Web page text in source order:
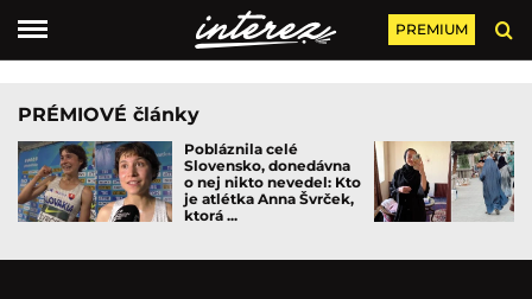
PREMIUM
PRÉMIOVÉ články
Pobláznila celé
Slovensko, donedávna
o nej nikto nevedel: Kto
je atlétka Anna Švrček,
ktorá ...